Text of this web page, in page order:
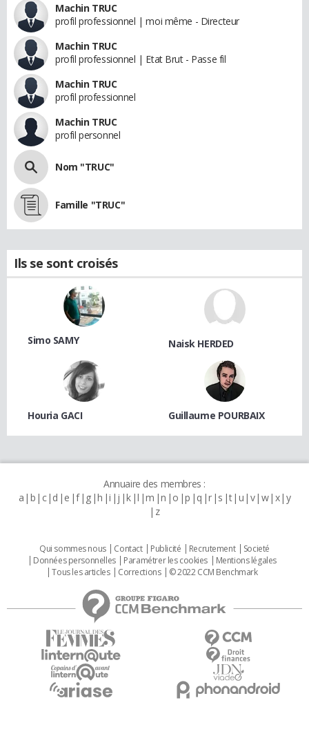
Machin TRUC
profil professionnel | moi même - Directeur
Machin TRUC
profil professionnel | Etat Brut - Passe fil
Machin TRUC
profil professionnel
Machin TRUC
profil personnel
Nom "TRUC"
Famille "TRUC"
Ils se sont croisés
Simo SAMY Naisk HERDED
Houria GACI Guillaume POURBAIX
Annuaire des membres :
a b c d e f g h i j k l m n o p q r s t u v w x y
z
Qui sommes nous Contact Publicité Recrutement
Societé
Données personnelles
Paramétrer les cookies
Mentions légales
Tous les articles
Corrections © 2022 CCM Benchmark